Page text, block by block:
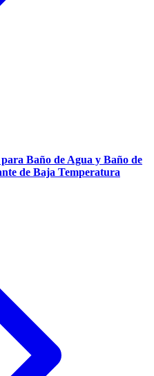
Baño de Agua y Baño de
de Baja Temperatura